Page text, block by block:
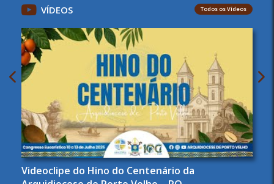
VÍDEOS Todos os Vídeos
Videoclipe do Hino do Centenário da